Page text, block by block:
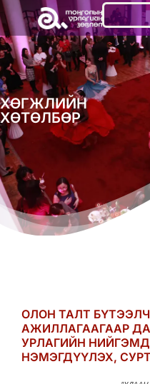
ХӨГЖЛИЙН
ХӨТӨЛБӨР
ОЛОН ТАЛТ
АЖИЛЛАГААГААР
УРЛАГИЙН
НЭМЭГДҮҮЛЭХ,